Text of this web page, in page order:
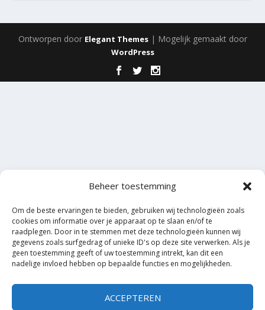
Beheer toestemming
Om de beste ervaringen te bieden, gebruiken wij technologieën zoals
cookies om informatie over je apparaat op te slaan en/of te
raadplegen. Door in te stemmen met deze technologieën kunnen wij
gegevens zoals surfgedrag of unieke ID's op deze site verwerken. Als je
geen toestemming geeft of uw toestemming intrekt, kan dit een
nadelige invloed hebben op bepaalde functies en mogelijkheden.
ACCEPTEREN
Ontworpen door Elegant Themes| Mogelijk gemaakt door
WordPress